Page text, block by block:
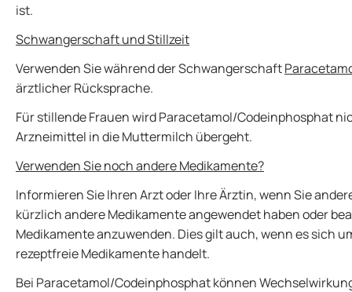
ist.
Schwangerschaft und Stillzeit
Verwenden Sie während der Schwangerschaft
ärztlicher Rücksprache.
Für stillende Frauen wird Paracetamol/Codeinphosphat
Arzneimittel in die Muttermilch übergeht.
Verwenden Sie noch andere Medikamente?
Informieren Sie Ihren Arzt oder Ihre Ärztin, wenn Sie
kürzlich andere Medikamente angewendet haben oder
Medikamente anzuwenden. Dies gilt auch, wenn es sich
rezeptfreie Medikamente handelt.
Bei Paracetamol/Codeinphosphat können